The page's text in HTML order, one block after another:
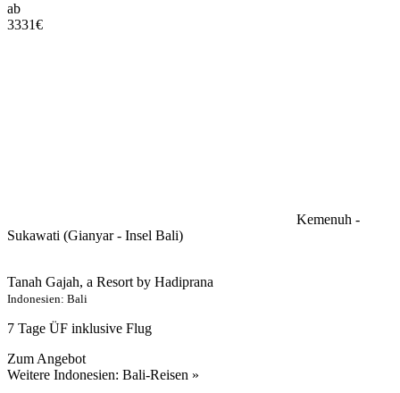
ab
3331€
Kemenuh -
Sukawati (Gianyar - Insel Bali)
Tanah Gajah, a Resort by Hadiprana
Indonesien: Bali
7 Tage ÜF inklusive Flug
Zum Angebot
Weitere Indonesien: Bali-Reisen »